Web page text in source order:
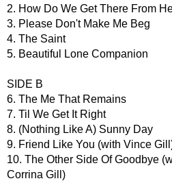
2. How Do We Get There From
3. Please Don't Make Me Beg
4. The Saint
5. Beautiful Lone Companion
SIDE B
6. The Me That Remains
7. Til We Get It Right
8. (Nothing Like A) Sunny Day
9. Friend Like You (with Vince
10. The Other Side Of Goodbye
Corrina Gill)